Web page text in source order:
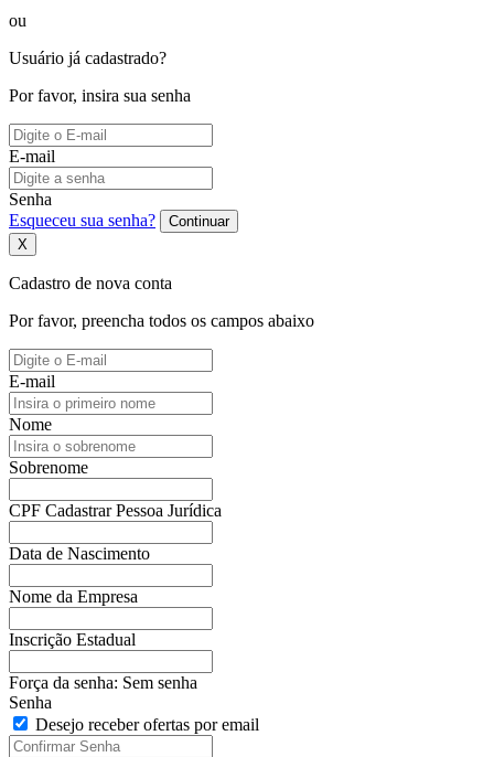
ou
Usuário já cadastrado?
Por favor, insira sua senha
E-mail
Senha
Esqueceu sua senha?
Continuar
X
Cadastro de nova conta
Por favor, preencha todos os campos abaixo
E-mail
Nome
Sobrenome
CPF Cadastrar Pessoa Jurídica
Data de Nascimento
Nome da Empresa
Inscrição Estadual
Força da senha: Sem senha
Senha
Desejo receber ofertas por email